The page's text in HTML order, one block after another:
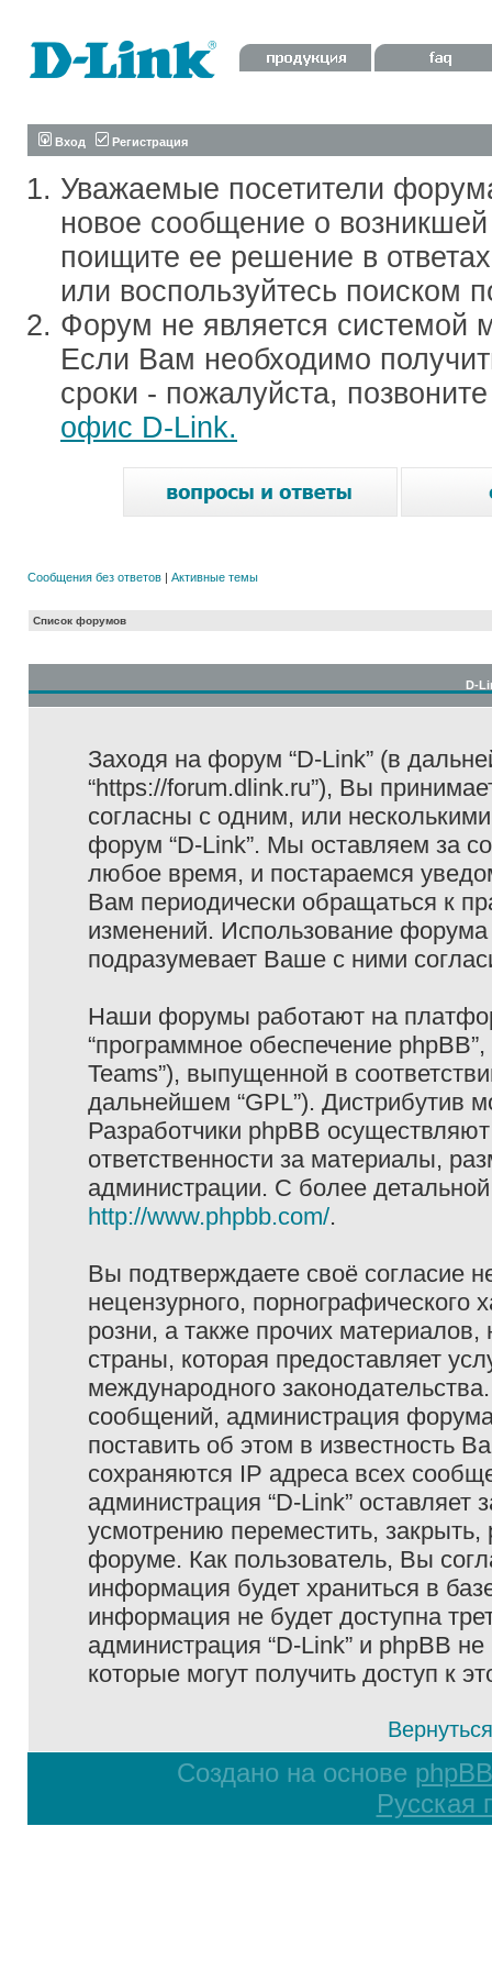
Вход Регистрация
Уважаемые посетители
новое сообщение о
поищите ее решение в
или воспользуйтесь поиском
Форум не является системой
Если Вам необходимо
сроки - пожалуйста,
офис D-Link.
Сообщения без ответов | Активные темы
Список форумов
D-
Заходя на форум “D-Link” (в
“https://forum.dlink.ru”), Вы
согласны с одним, или
форум “D-Link”. Мы оставляем за
любое время, и постараемся
Вам периодически обращаться к
изменений. Использование
подразумевает Ваше с ними
Наши форумы работают на
“программное обеспечение
Teams”), выпущенной в
дальнейшем “GPL”). Дистрибутив
Разработчики phpBB
ответственности за материалы,
администрации. С более
http://www.phpbb.com/.
Вы подтверждаете своё согласие
нецензурного, порнографического
розни, а также прочих
страны, которая предоставляет
международного
сообщений, администрация
поставить об этом в известность
сохраняются IP адреса всех
администрация “D-Link”
усмотрению переместить,
форуме. Как пользователь, Вы
информация будет храниться в
информация не будет доступна
администрация “D-Link” и phpBB
которые могут получить доступ к
Создано на основе phpBB
Русская